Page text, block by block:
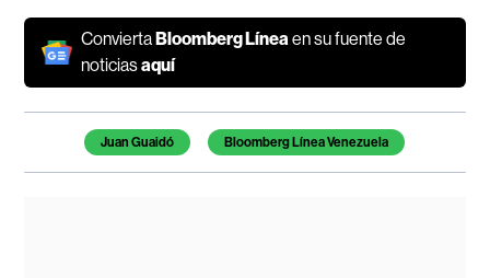
ConviertaBloomberg Líneaen su fuente de
noticiasaquí
Temas de este artículo
Juan Guaidó Bloomberg Línea Venezuela